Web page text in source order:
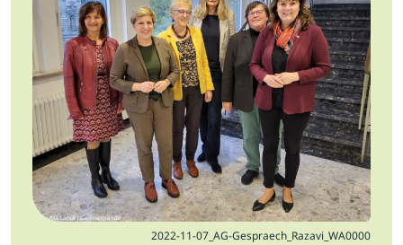
Newsletter
Presse
Intern
Login
Mitglied werden
2022-11-07_AG-Gespraech_Razavi_WA0000